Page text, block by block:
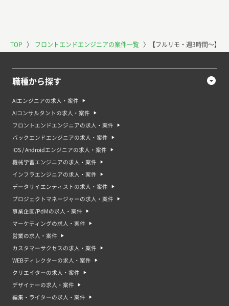
TOP 〉 フロントエンドエンジニアの案件一覧 〉 【フルリモ・週3時間〜】
職種から探す
AIエンジニアの求人・案件
AIコンサルタントの求人・案件
フロントエンドエンジニアの求人・案件
バックエンドエンジニアの求人・案件
iOS / Androidエンジニアの求人・案件
機械学習エンジニアの求人・案件
インフラエンジニアの求人・案件
データサイエンティストの求人・案件
プロジェクトマネージャーの求人・案件
事業企画/PdMの求人・案件
マーケティングの求人・案件
営業の求人・案件
カスタマーサクセスの求人・案件
WEBディレクターの求人・案件
クリエイターの求人・案件
デザイナーの求人・案件
編集・ライターの求人・案件